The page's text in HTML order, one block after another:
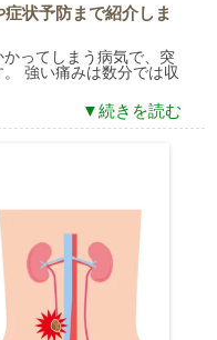
状予防まで紹介しま
ってしまう病気で、突
強い痛みは数分では収
▼続きを読む